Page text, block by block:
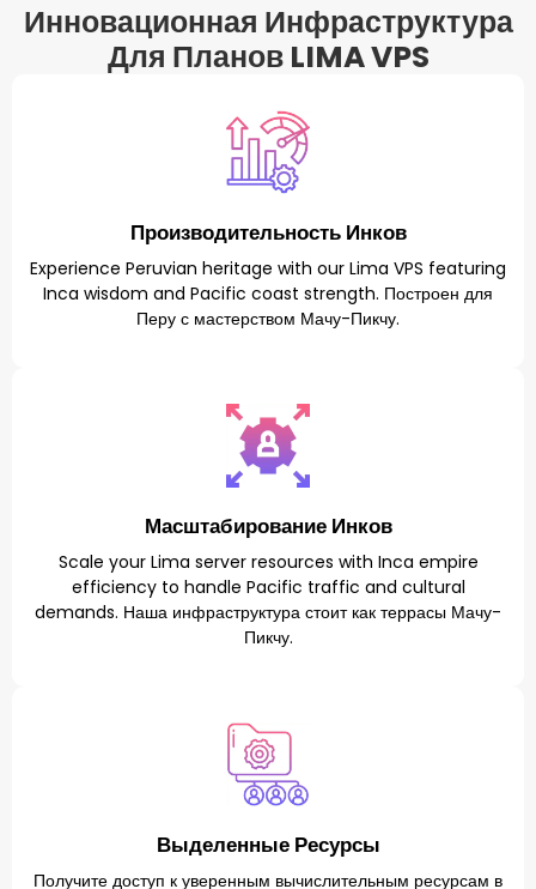
Инновационная Инфраструктура
Для Планов LIMA VPS
Производительность Инков
Experience Peruvian heritage with our Lima VPS featuring
Inca wisdom and Pacific coast strength. Построен для
Перу с мастерством Мачу-Пикчу.
Масштабирование Инков
Scale your Lima server resources with Inca empire
efficiency to handle Pacific traffic and cultural
demands. Наша инфраструктура стоит как террасы Мачу-
Пикчу.
Выделенные Ресурсы
Получите доступ к уверенным вычислительным ресурсам в